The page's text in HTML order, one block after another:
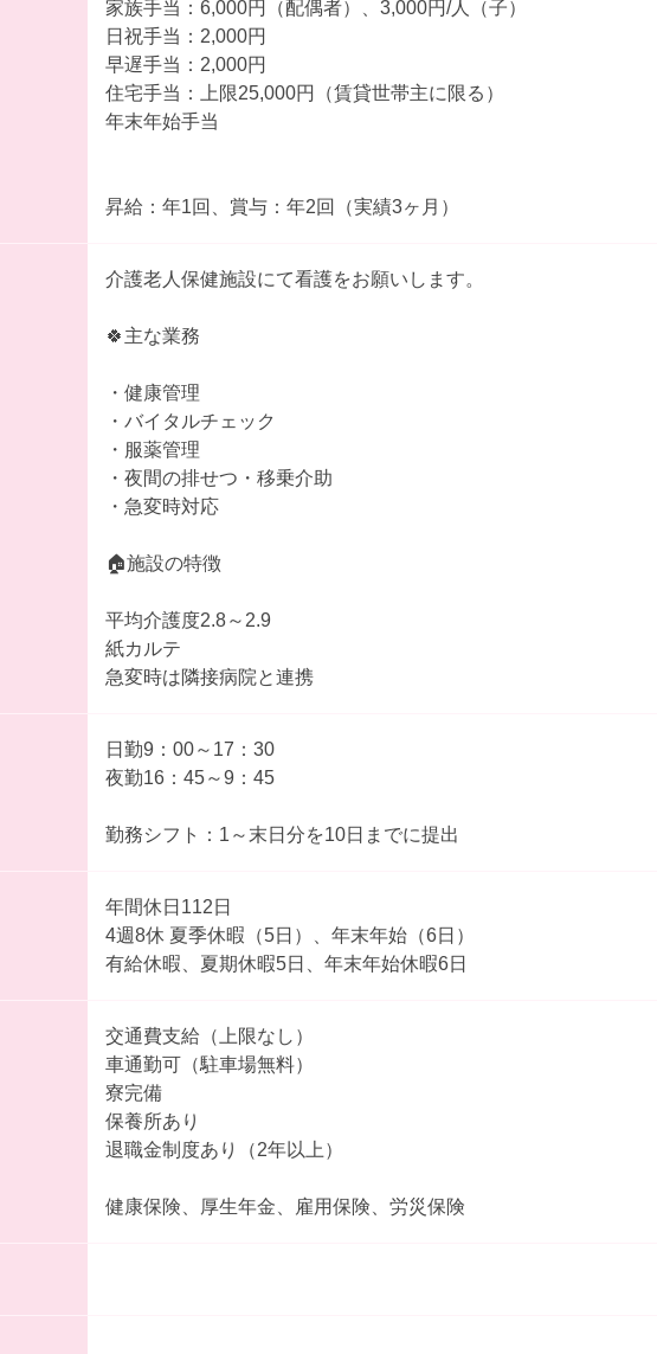
家族手当：6,000円（配偶者）、3,000円/人（子）
日祝手当：2,000円
早遅手当：2,000円
住宅手当：上限25,000円（賃貸世帯主に限る）
年末年始手当
昇給：年1回、賞与：年2回（実績3ヶ月）
介護老人保健施設にて看護をお願いします。
🍀主な業務
・健康管理
・バイタルチェック
・服薬管理
・夜間の排せつ・移乗介助
・急変時対応
🏠施設の特徴
平均介護度2.8～2.9
紙カルテ
急変時は隣接病院と連携
日勤9：00～17：30
夜勤16：45～9：45
勤務シフト：1～末日分を10日までに提出
年間休日112日
4週8休 夏季休暇（5日）、年末年始（6日）
有給休暇、夏期休暇5日、年末年始休暇6日
交通費支給（上限なし）
車通勤可（駐車場無料）
寮完備
保養所あり
退職金制度あり（2年以上）
健康保険、厚生年金、雇用保険、労災保険